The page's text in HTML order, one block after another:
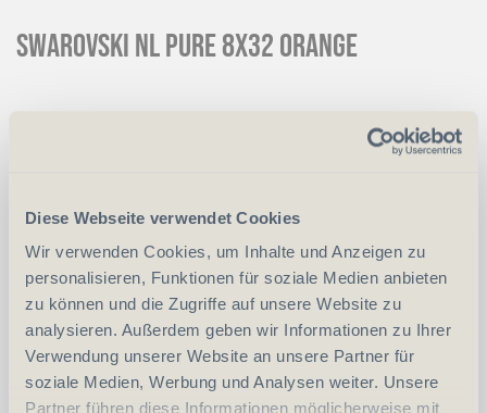
Diese Webseite verwendet Cookies
Wir verwenden Cookies, um Inhalte und Anzeigen zu
personalisieren, Funktionen für soziale Medien anbieten
zu können und die Zugriffe auf unsere Website zu
analysieren. Außerdem geben wir Informationen zu Ihrer
Verwendung unserer Website an unsere Partner für
soziale Medien, Werbung und Analysen weiter. Unsere
Partner führen diese Informationen möglicherweise mit
SWAROVSKI NL Pure 8x32 orange
Art.52189
vergleichen
Anzahl Stück
In den Warenkorb